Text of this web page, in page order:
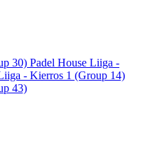
30) Padel House Liiga -
- Kierros 1 (Group 14)
43)